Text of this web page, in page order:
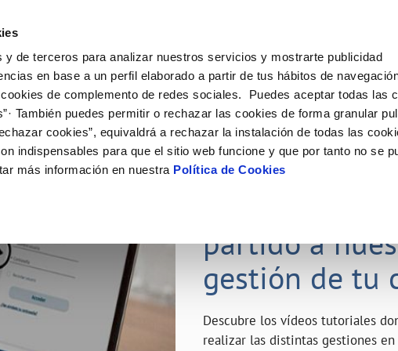
y de terceros para analizar nuestros servicios y mostrarte publicidad
en base a un perfil elaborado a partir de tus hábitos de
de complemento de redes sociales. Puedes aceptar todas las
También puedes permitir o rechazar las cookies de forma granular
cookies”, equivaldrá a rechazar la instalación de todas las
indispensables para que el sitio web funcione y que por tanto no se
más información en nuestra Política de Cookies
de titular
de suministro
MODIFICACIÓN DE DATOS
Actualizar datos bancarios
Actualizar datos de domicilio
VER TODAS LAS GESTIONES
Tu Servicio
AL CLIENTE
contacto
de fuga interior
COMPROMISO DE SERVICIO
Carta de compromisos
Customer Counsel (Defensa del cliente)
Tu Agua
del agua
CUIDADOS DEL AGUA
Consejos de ahorro
Depósitos de reserva
Conócenos
DE GESTIÓN Y CERTIFICADOS
Nuestros
23 ABR 2020
partido a
gestión de tu
Descubre los vídeos tutoriales
realizar las distintas gestiones